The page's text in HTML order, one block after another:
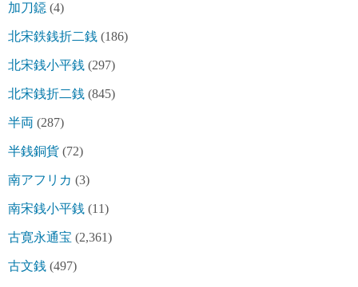
加刀鐚 (4)
北宋鉄銭折二銭 (186)
北宋銭小平銭 (297)
北宋銭折二銭 (845)
半両 (287)
半銭銅貨 (72)
南アフリカ (3)
南宋銭小平銭 (11)
古寛永通宝 (2,361)
古文銭 (497)